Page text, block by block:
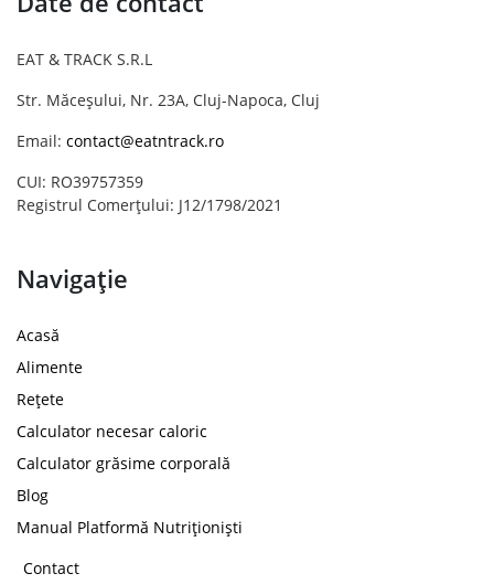
EAT & TRACK S.R.L
Str. Măceșului, Nr. 23A, Cluj-Napoca, Cluj
Email: contact@eatntrack.ro
CUI: RO39757359
Registrul Comerțului: J12/1798/2021
Navigație
Acasă
Alimente
Rețete
Calculator necesar caloric
Calculator grăsime corporală
Blog
Manual Platformă Nutriționiști
Contact